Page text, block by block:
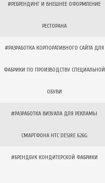
#РЕБРЕНДИНГ И ВНЕШНЕЕ ОФОРМЛЕНИЕ
РЕСТОРАНА
#РАЗРАБОТКА КОРПОРАТИВНОГО САЙТА ДЛЯ
ФАБРИКИ ПО ПРОИЗВОДСТВУ СПЕЦИАЛЬНОЙ
ОБУВИ
#РАЗРАБОТКА ВИЗУАЛА ДЛЯ РЕКЛАМЫ
СМАРТФОНА HTC DESIRE 626G
#БРЕНДБУК КОНДИТЕРСКОЙ ФАБРИКИ